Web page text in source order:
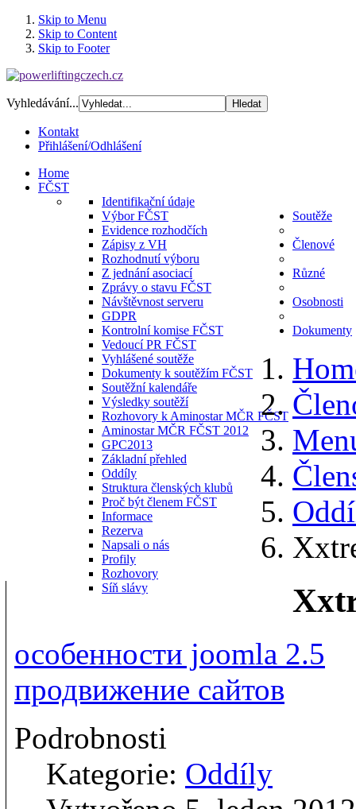
Skip to Menu
Skip to Content
Skip to Footer
Vyhledávání...
Kontakt
Přihlášení/Odhlášení
Home
FČST
Identifikační údaje
Výbor FČST
Evidence rozhodčích
Zápisy z VH
Rozhodnutí výboru
Z jednání asociací
Zprávy o stavu FČST
Návštěvnost serveru
GDPR
Kontrolní komise FČST
Vedoucí PR FČST
Soutěže
Vyhlášené soutěže
Dokumenty k soutěžím FČST
Soutěžní kalendáře
Výsledky soutěží
Rozhovory k Aminostar MČR FČST
Aminostar MČR FČST 2012
GPC2013
Členové
Základní přehled
Oddíly
Struktura členských klubů
Proč být členem FČST
Různé
Informace
Rezerva
Osobnosti
Napsali o nás
Profily
Rozhovory
Síň slávy
Dokumenty
особенности joomla 2.5
продвижение сайтов
Podrobnosti
Kategorie: Oddíly